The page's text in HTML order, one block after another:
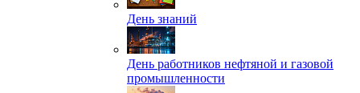
День знаний
День работников нефтяной и газовой
промышленности